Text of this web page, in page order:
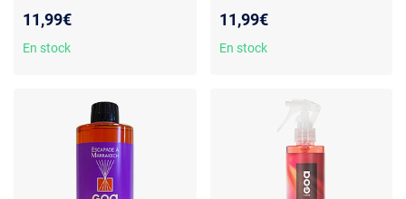
Goatier
11,99€
En stock
11,99€
En stock